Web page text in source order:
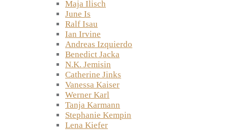
Maja Ilisch
June Is
Ralf Isau
Ian Irvine
Andreas Izquierdo
Benedict Jacka
N.K. Jemisin
Catherine Jinks
Vanessa Kaiser
Werner Karl
Tanja Karmann
Stephanie Kempin
Lena Kiefer